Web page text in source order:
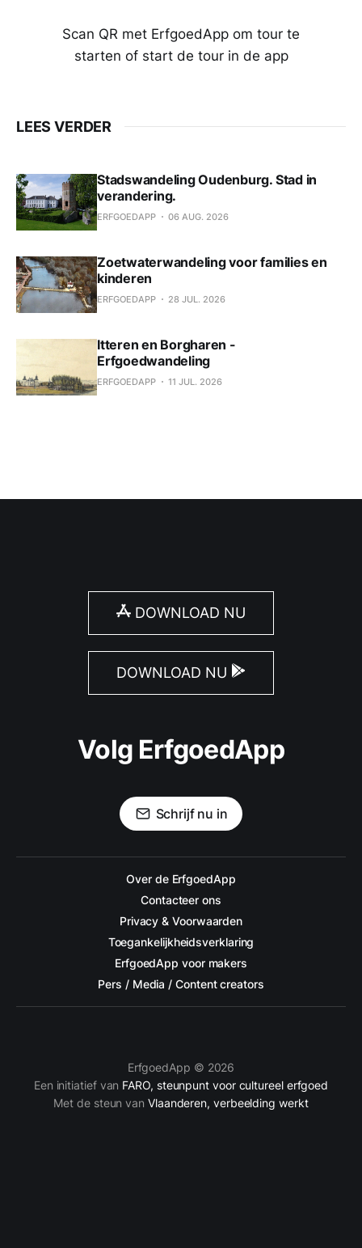
Scan QR met ErfgoedApp om tour te
starten of start de tour in de app
LEES VERDER
Stadswandeling Oudenburg. Stad in
verandering.
ERFGOEDAPP 06 AUG. 2026
Zoetwaterwandeling voor families en
kinderen
ERFGOEDAPP 28 JUL. 2026
Itteren en Borgharen -
Erfgoedwandeling
ERFGOEDAPP 11 JUL. 2026
DOWNLOAD NU
DOWNLOAD NU
Volg ErfgoedApp
Schrijf nu in
Over de ErfgoedApp
Contacteer ons
Privacy & Voorwaarden
Toegankelijkheidsverklaring
ErfgoedApp voor makers
Pers / Media / Content creators
ErfgoedApp © 2026
Een initiatief van FARO, steunpunt voor cultureel erfgoed
Met de steun van Vlaanderen, verbeelding werkt